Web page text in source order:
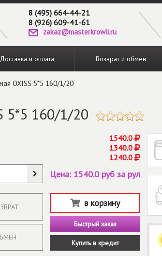
8 (495) 664-44-21
8 (926) 609-41-61
zakaz@masterkrowli.ru
Доставка и оплата Возврат и обмен
OXISS 5*5 160/1/20
5*5 160/1/20
1540.0
1340.0
1240.0
* Цена: 1540.0 руб за рул
в корзину
Быстрый заказ
Купить в кредит